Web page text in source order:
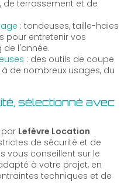
de terrassement et de
: tondeuses, taille-haies
pour entretenir vos
de l'année.
: des outils de coupe
de nombreux usages, du
sélectionné avec
Lefèvre Location
de sécurité et de
vous conseillent sur le
à votre projet, en
techniques et de